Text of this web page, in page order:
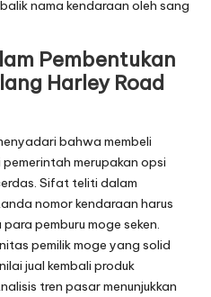
nama kendaraan oleh sang
Pembentukan
Harley Road
bahwa membeli
merupakan opsi
Sifat teliti dalam
nomor kendaraan harus
pemburu moge seken.
pemilik moge yang solid
jual kembali produk
tren pasar menunjukkan